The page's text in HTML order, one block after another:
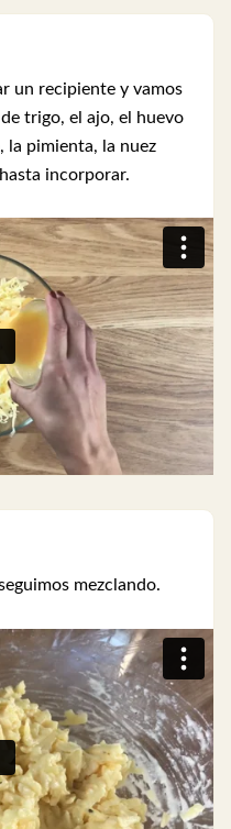
un recipiente y vamos
trigo, el ajo, el huevo
la pimienta, la nuez
incorporar.
mezclando.